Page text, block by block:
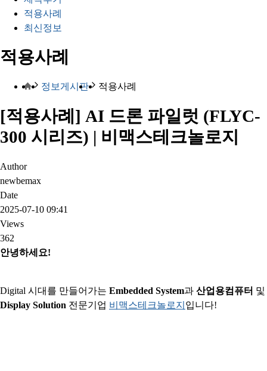
적용사례
최신정보
적용사례
정보게시판 적용사례
[적용사례] AI 드론 파일럿 (FLYC-
300 시리즈) | 비맥스테크놀로지
Author
newbemax
Date
2025-07-10 09:41
Views
362
안녕하세요!
Digital 시대를 만들어가는 Embedded System과 산업용컴퓨터 및
Display Solution 전문기업 비맥스테크놀로지 입니다!